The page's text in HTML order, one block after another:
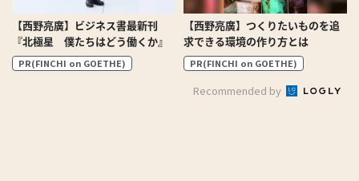
【西野亮廣】ビジネス書最新刊
『北極星 僕たちはどう働くか』
PR(FINCHI on GOETHE)
【西野亮廣】つくりたいものを追
求できる環境の作り方とは
PR(FINCHI on GOETHE)
Recommended by